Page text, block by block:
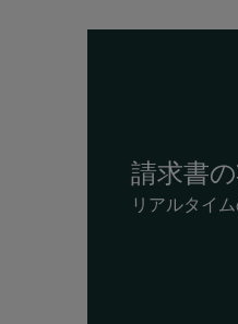
請求書
リアルタイ